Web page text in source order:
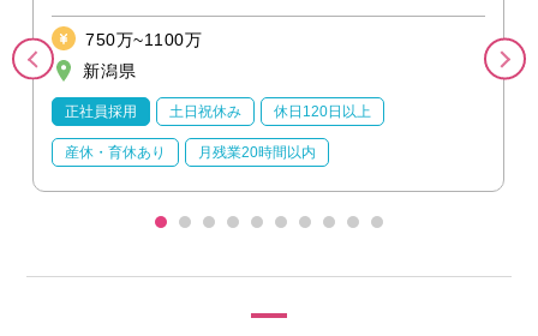
750万~1100万
新潟県
正社員採用 土日祝休み 休日120日以上
産休・育休あり 月残業20時間以内